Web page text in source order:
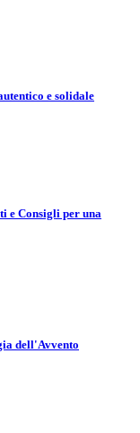
e solidale
e Consigli per una
dell'Avvento